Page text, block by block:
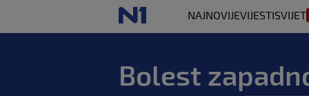
NAJNOVIJEVIJESTISVIJET
Bolest